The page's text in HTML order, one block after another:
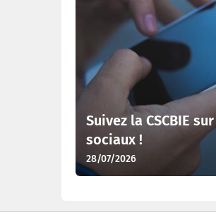
Suivez la CSCBIE
sociaux !
28/07/2026